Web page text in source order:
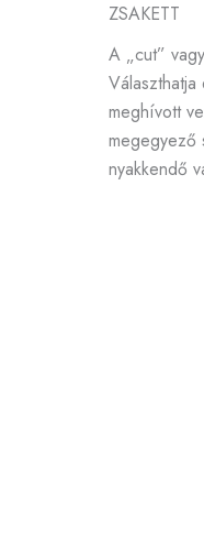
ZSAKETT
A „cut”
meghívott
megegyező
nyakkendő